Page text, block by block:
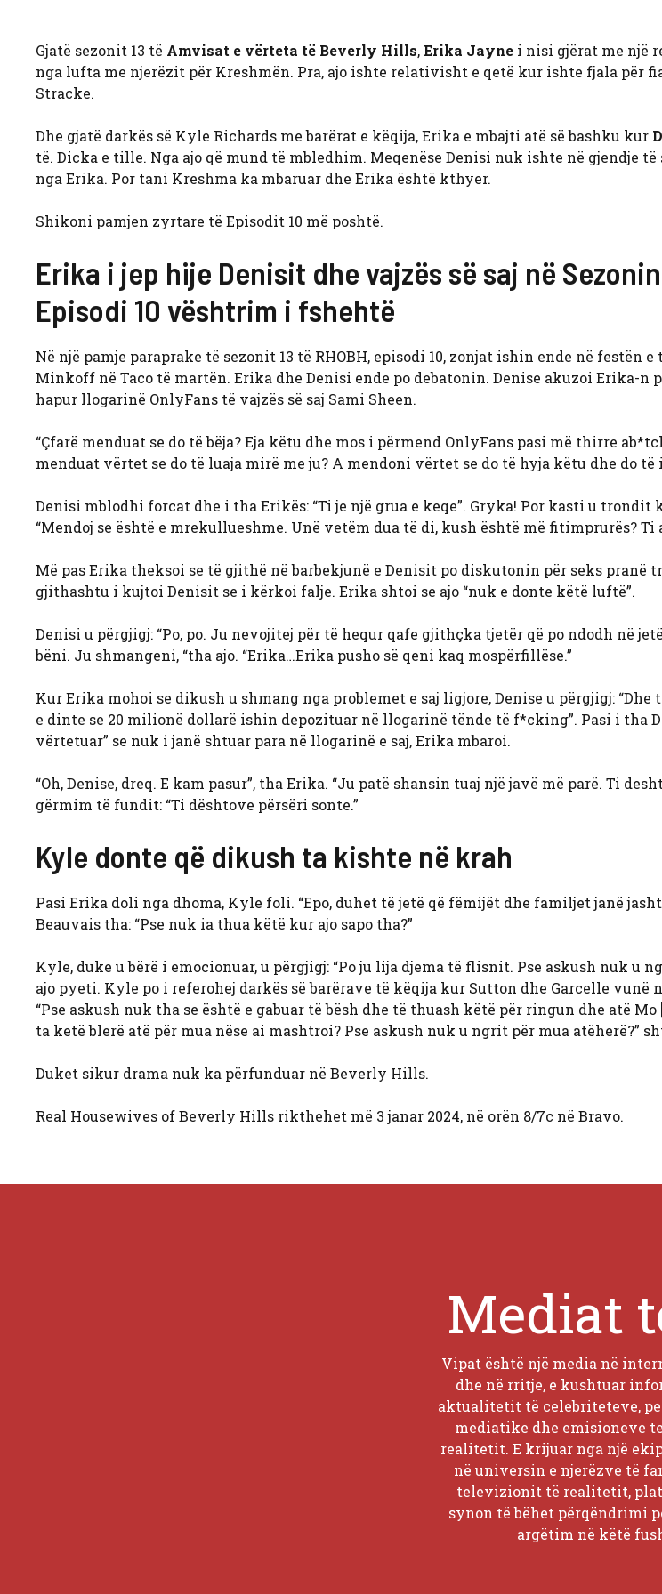
Gjatë sezonit 13 të Amvisat e vërteta të Beverly Hills,Erika Jayne i nisi gjërat me një
nga lufta me njerëzit për Kreshmën. Pra, ajo ishte relativisht e qetë kur ishte fjala për
Stracke.
Dhe gjatë darkës së Kyle Richards me barërat e këqija, Erika e mbajti atë së bashku kur
të. Dicka e tille. Nga ajo që mund të mbledhim. Meqenëse Denisi nuk ishte në gjendje të
nga Erika. Por tani Kreshma ka mbaruar dhe Erika është kthyer.
Shikoni pamjen zyrtare të Episodit 10 më poshtë.
Erika i jep hije Denisit dhe vajzës së saj në Sezonin
Episodi 10 vështrim i fshehtë
Në një pamje paraprake të sezonit 13 të RHOBH, episodi 10, zonjat ishin ende në festën
Minkoff në Taco të martën. Erika dhe Denisi ende po debatonin. Denise akuzoi Erika-n
hapur llogarinë OnlyFans të vajzës së saj Sami Sheen.
“Çfarë menduat se do të bëja? Eja këtu dhe mos i përmend OnlyFans pasi më thirre
menduat vërtet se do të luaja mirë me ju? A mendoni vërtet se do të hyja këtu dhe do të
Denisi mblodhi forcat dhe i tha Erikës: “Ti je një grua e keqe”. Gryka! Por kasti u
“Mendoj se është e mrekullueshme. Unë vetëm dua të di, kush është më fitimprurës? Ti
Më pas Erika theksoi se të gjithë në barbekjunë e Denisit po diskutonin për seks pranë
gjithashtu i kujtoi Denisit se i kërkoi falje. Erika shtoi se ajo “nuk e donte këtë luftë”.
Denisi u përgjigj: “Po, po. Ju nevojitej për të hequr qafe gjithçka tjetër që po ndodh në
bëni. Ju shmangeni, “tha ajo. “Erika…Erika pusho së qeni kaq mospërfillëse.”
Kur Erika mohoi se dikush u shmang nga problemet e saj ligjore, Denise u përgjigj: “Dhe
e dinte se 20 milionë dollarë ishin depozituar në llogarinë tënde të f*cking”. Pasi i tha
vërtetuar” se nuk i janë shtuar para në llogarinë e saj, Erika mbaroi.
“Oh, Denise, dreq. E kam pasur”, tha Erika. “Ju patë shansin tuaj një javë më parë. Ti
gërmim të fundit: “Ti dështove përsëri sonte.”
Kyle donte që dikush ta kishte në krah
Pasi Erika doli nga dhoma, Kyle foli. “Epo, duhet të jetë që fëmijët dhe familjet janë
Beauvais tha: “Pse nuk ia thua këtë kur ajo sapo tha?”
Kyle, duke u bërë i emocionuar, u përgjigj: “Po ju lija djema të flisnit. Pse askush nuk u
ajo pyeti. Kyle po i referohej darkës së barërave të këqija kur Sutton dhe Garcelle vunë
“Pse askush nuk tha se është e gabuar të bësh dhe të thuash këtë për ringun dhe atë
ta ketë blerë atë për mua nëse ai mashtroi? Pse askush nuk u ngrit për mua atëherë?”
Duket sikur drama nuk ka përfunduar në Beverly Hills.
Real Housewives of Beverly Hills rikthehet më 3 janar 2024, në orën 8/7c në Bravo.
Mediat
Vipat është një media në
dhe në rritje, e kushtuar
aktualitetit të celebriteteve,
mediatike dhe emisioneve
realitetit. E krijuar nga një
në universin e njerëzve të
televizionit të realitetit,
synon të bëhet përqëndrimi
argëtim në këtë